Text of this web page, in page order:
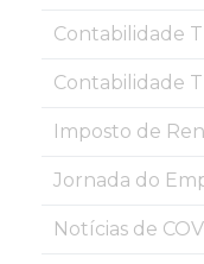
Contabilidade
Contabilidade
Imposto de
Jornada do
Notícias de